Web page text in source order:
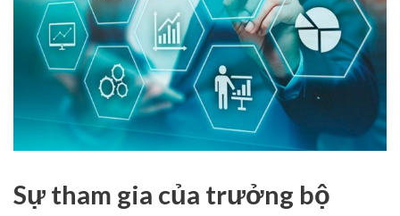
Sự tham gia của trưởng bộ